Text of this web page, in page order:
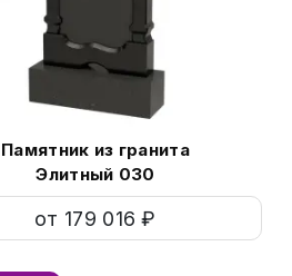
памятник
Памятник из гранита
Элитный 030
от 179 016 ₽